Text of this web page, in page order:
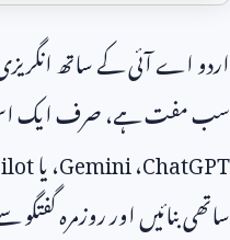
اردو اے آئی کے ساتھ
سب مفت ہے، صرف ایک
ChatGPT،Gemini، یا
ساتھی بنائیں اور روزمرہ